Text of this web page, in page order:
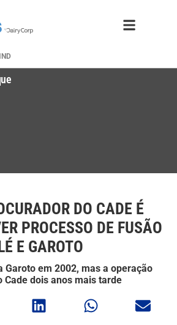
IND
DO CADE É
PROCESSO DE FUSÃO
E GAROTO
Garoto em 2002, mas a operação
Cade dois anos mais tarde